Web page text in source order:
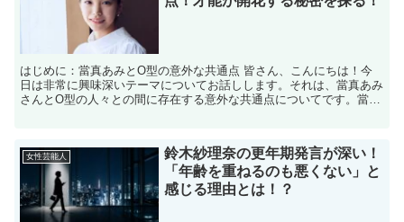
はじめに：當真あみとO型の意外な共通点 皆さん、こんにちは！今
日は非常に興味深いテーマについてお話しします。それは、當真あみ
さんとO型の人々との間に存在する意外な共通点についてです。當真
女性芸能人
鈴木紗理奈の更年期発言が深い！
「年齢を重ねるのも悪くない」と
感じる理由とは！？